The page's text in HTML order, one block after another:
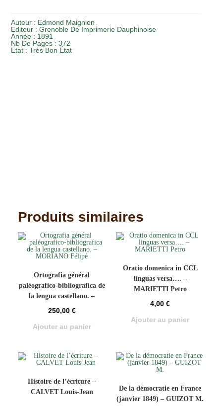
Auteur : Edmond Maignien
Editeur :Grenoble De Imprimerie Dauphinoise
Année : 1891
Nb De Pages : 372
Etat :Très Bon État
Produits similaires
Ortografia général
paléografico-bibliografica de
la lengua castellano. –
250,00 €
Ajouter au panier
Oratio domenica in CCL
linguas versa…. –
MARIETTI Petro
4,00€
Ajouter au panier
Histoire de l’écriture –
CALVET Louis-Jean
De la démocratie en France
(janvier 1849) – GUIZOT M.